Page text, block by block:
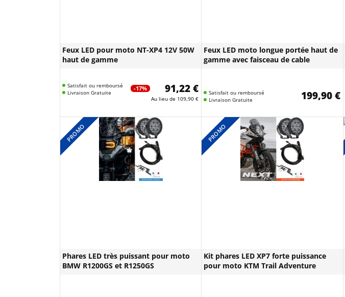
Feux LED pour moto NT-XP4 12V 50W
haut de gamme
Satisfait ou remboursé
Livraison Gratuite
-17% 91,22 €
Au lieu de 109,90 €
Feux LED moto longue portée haut de
gamme avec faisceau de cable
Satisfait ou remboursé
Livraison Gratuite
199,90 €
PROMO
Phares LED très puissant pour moto
BMW R1200GS et R1250GS
PROMO
Kit phares LED XP7 forte puissance
pour moto KTM Trail Adventure